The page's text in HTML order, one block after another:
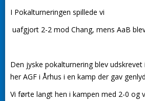
I Pokalturneringen spillede vi
uafgjort 2-2 mod Chang, mens AaB
Den jyske pokalturnering blev
her AGF i Århus i en kamp der gav
Vi førte langt hen i kampen med 2-0 og